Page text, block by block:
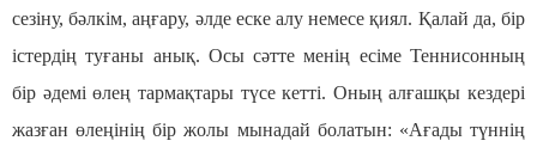
сезіну, бәлкім, аңғару, әлде еске алу немесе қиял. Қалай да, бір
істердің туғаны анық. Осы сәтте менің есіме Теннисонның
бір әдемі өлең тармақтары түсе кетті. Оның алғашқы кездері
жазған өлеңінің бір жолы мынадай болатын: «Ағады түннің